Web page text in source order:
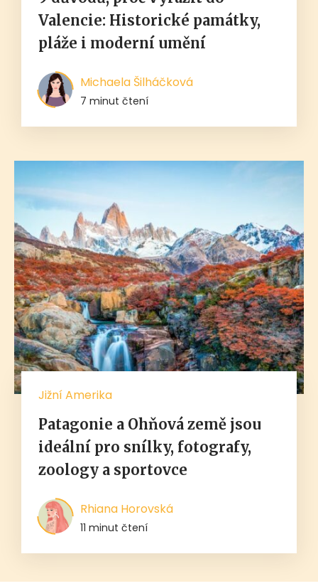
Valencie: Historické památky,
pláže i moderní umění
Michaela Šilháčková
7 minut čtení
Jižní Amerika
Patagonie a Ohňová země jsou
ideální pro snílky, fotografy,
zoology a sportovce
Rhiana Horovská
11 minut čtení